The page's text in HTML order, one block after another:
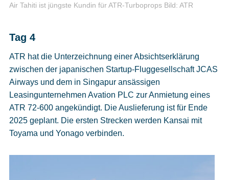
Air Tahiti ist jüngste Kundin für ATR-TurbopropsBild: ATR
Tag 4
ATR hat die Unterzeichnung einer Absichtserklärung
zwischen der japanischen Startup-Fluggesellschaft JCAS
Airways und dem in Singapur ansässigen
Leasingunternehmen Avation PLC zur Anmietung eines
ATR 72-600 angekündigt. Die Auslieferung ist für Ende
2025 geplant. Die ersten Strecken werden Kansai mit
Toyama und Yonago verbinden.